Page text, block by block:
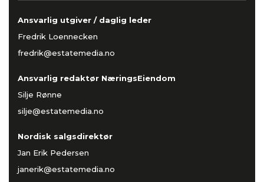
Ansvarlig utgiver / daglig leder
Fredrik Loennecken
fredrik@estatemedia.no
Ansvarlig redaktør NæringsEiendom
Silje Rønne
silje@estatemedia.no
Nordisk salgsdirektør
Jan Erik Pedersen
janerik@estatemedia.no